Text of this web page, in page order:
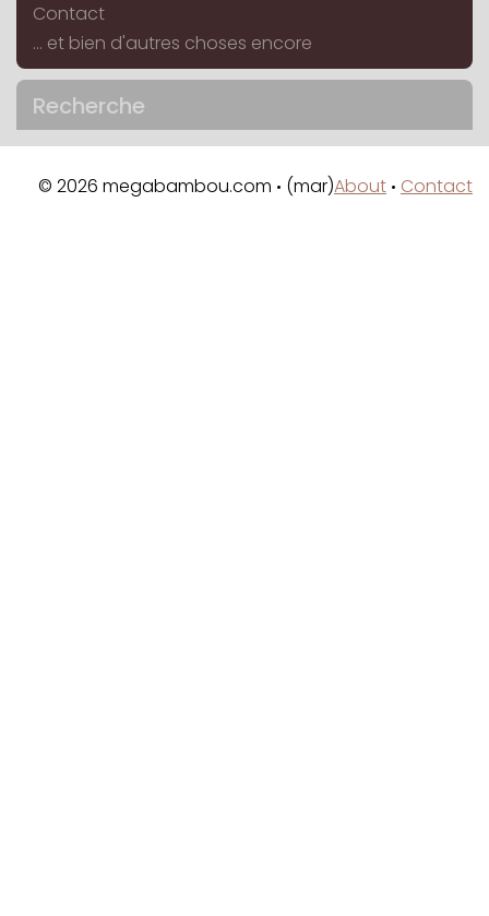
Contact
... et bien d'autres choses encore
Recherche
© 2026 megabambou.com • (mar)About • Contact